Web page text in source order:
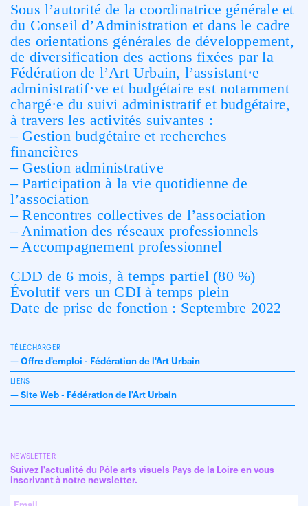
Sous l’autorité de la coordinatrice générale et
du Conseil d’Administration et dans le cadre
des orientations générales de développement,
de diversification des actions fixées par la
Fédération de l’Art Urbain, l’assistant·e
administratif·ve et budgétaire est notamment
chargé·e du suivi administratif et budgétaire,
à travers les activités suivantes :
– Gestion budgétaire et recherches
financières
– Gestion administrative
– Participation à la vie quotidienne de
l’association
– Rencontres collectives de l’association
– Animation des réseaux professionnels
– Accompagnement professionnel
CDD de 6 mois, à temps partiel (80 %)
Évolutif vers un CDI à temps plein
Date de prise de fonction : Septembre 2022
TÉLÉCHARGER
— Offre d'emploi - Fédération de l'Art Urbain
LIENS
— Site Web - Fédération de l'Art Urbain
NEWSLETTER
Suivez l'actualité du Pôle arts visuels Pays de la Loire en vous
inscrivant à notre newsletter.